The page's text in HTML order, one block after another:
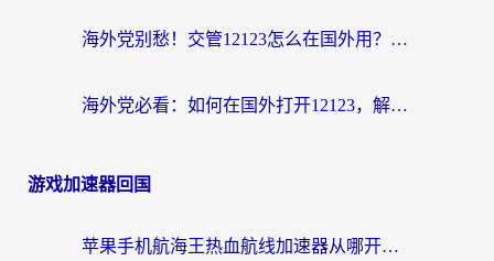
海外党别愁！交管12123怎么在国外用？一篇搞定回国资源访问难题
海外党必看：如何在国外打开12123，解决小程序登录难题
游戏加速器回国
苹果手机航海王热血航线加速器从哪开启？海外玩家国服畅玩全攻略